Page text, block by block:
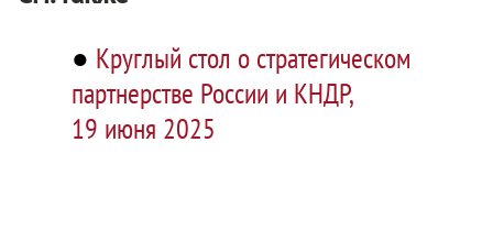
● Круглый стол о стратегическом
партнерстве России и КНДР,
19 июня 2025